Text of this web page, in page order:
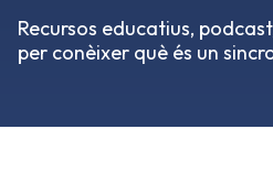
Recursos educatius,
per conèixer què és un